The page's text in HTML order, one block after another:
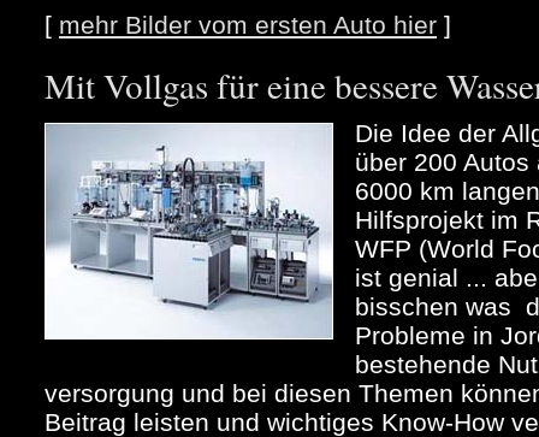
[ mehr Bilder vom ersten Auto hier ]
Mit Vollgas für eine bessere
Die Idee der
über 200
6000 km
Hilfsprojekt im
WFP (World
ist genial ...
bisschen was
Probleme in
bestehende
versorgung und bei diesen Themen
Beitrag leisten und wichtiges Know-How